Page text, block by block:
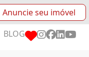
Anuncie seu imóvel
BLOG